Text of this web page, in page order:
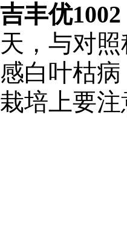
吉丰优1002
天，与对
感白叶枯
栽培上要